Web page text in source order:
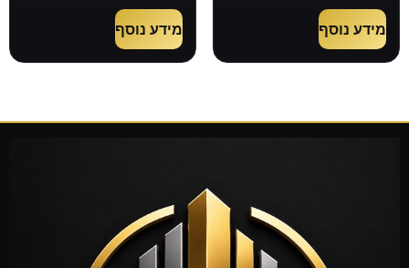
מידע נוסף מידע נוסף